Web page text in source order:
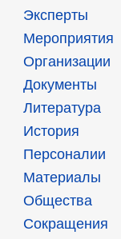
Эксперты
Мероприятия
Организации
Документы
Литература
История
Персоналии
Материалы
Общества
Сокращения